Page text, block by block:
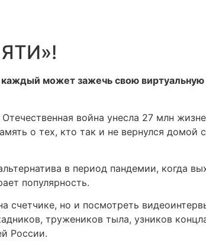
каждый может зажечь свою виртуальную
война унесла 27 млн
о тех, кто так и не вернулся домой
в период пандемии, когда
популярность.
счетчике, но и посмотреть
тружеников тыла, узников
России.